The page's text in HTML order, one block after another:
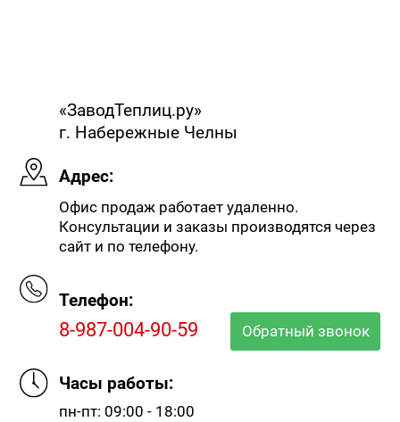
«ЗаводТеплиц.ру»
г. Набережные Челны
Адрес:
Офис продаж работает удаленно.
Консультации и заказы производятся через
сайт и по телефону.
Телефон:
8-987-004-90-59 Обратный звонок
Часы работы:
пн-пт: 09:00 - 18:00